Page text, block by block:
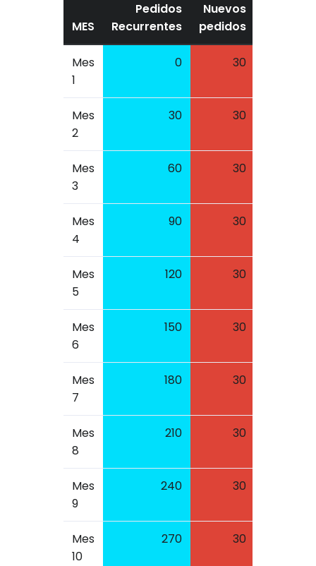
MES
Pedidos
Recurrentes
Nuevos
pedidos
Mes
1
0 30
Mes
2
30 30
Mes
3
60 30
Mes
4
90 30
Mes
5
120 30
Mes
6
150 30
Mes
7
180 30
Mes
8
210 30
Mes
9
240 30
Mes
10
270 30